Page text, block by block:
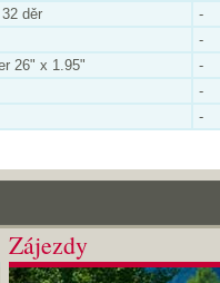
děr
-
-
26" x 1.95"
-
-
-
Zájezdy